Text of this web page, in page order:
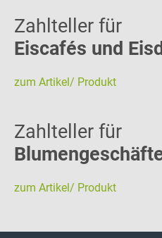
Zahlteller für
Eiscafés und
zum Artikel/ Produkt
Zahlteller für
zum Artikel/ Produkt